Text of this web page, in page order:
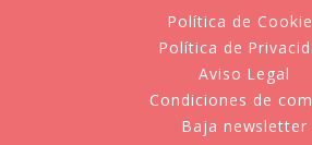
Política de
Política de
Aviso Legal
Condiciones de
Baja newsletter